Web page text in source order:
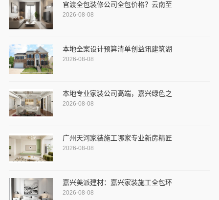
官渡全包装修公司全包价格？云南至
2026-08-08
本地全案设计预算清单创益讯建筑湖
2026-08-08
本地专业家装公司高端，嘉兴绿色之
2026-08-08
广州天河家装施工哪家专业新房精匠
2026-08-08
嘉兴美派建材：嘉兴家装施工全包环
2026-08-08